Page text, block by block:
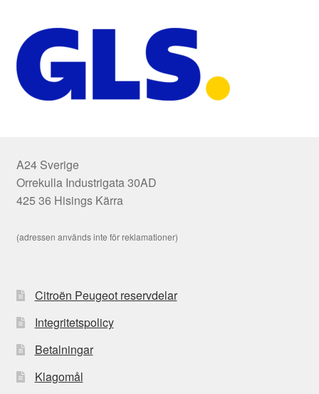
A24 Sverige
Orrekulla Industrigata 30AD
425 36 Hisings Kärra
(adressen används inte för reklamationer)
Citroën Peugeot reservdelar
Integritetspolicy
Betalningar
Klagomål